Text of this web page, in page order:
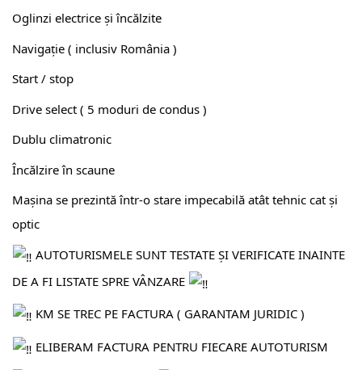
Oglinzi electrice și încălzite
Navigație ( inclusiv România )
Start / stop
Drive select ( 5 moduri de condus )
Dublu climatronic
Încălzire în scaune
Mașina se prezintă într-o stare impecabilă atât tehnic cat și
optic
AUTOTURISMELE SUNT TESTATE ȘI VERIFICATE INAINTE
DE A FI LISTATE SPRE VÂNZARE
KM SE TREC PE FACTURA ( GARANTAM JURIDIC )
ELIBERAM FACTURA PENTRU FIECARE AUTOTURISM